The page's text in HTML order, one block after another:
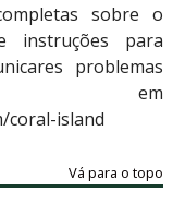
sobre o
instruções para
problemas
em
coral-island
Vá para o topo